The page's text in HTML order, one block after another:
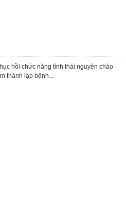
hồi chức năng tỉnh thái nguyên chào
thành lập bệnh...